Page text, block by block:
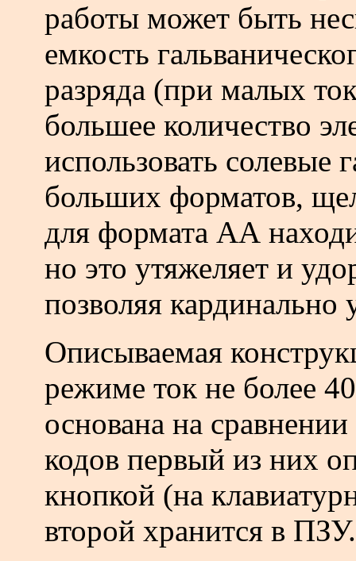
работы может быть
емкость
разряда (при малых
большее количество
использовать солевые
больших форматов,
для формата АА
но это утяжеляет и
позволяя
Описываемая
режиме ток не более
основана на
кодов первый из них
кнопкой (на
второй хранится в ПЗУ.